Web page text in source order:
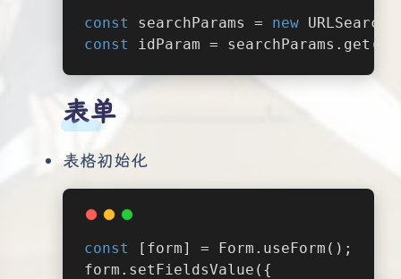
const searchParams = new
const
idParam = searchParams.get(
表单
表格初始化
const
[form] = Form.useForm();
form.setFieldsValue({